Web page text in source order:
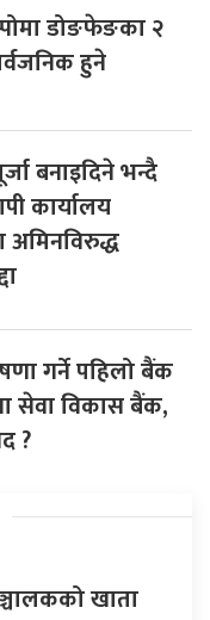
डोङफेङका २
हुने
बनाइदिने भन्दै
कार्यालय
गर्ने पहिलो बैंक
सेवा विकास बैंक,
?
खाता